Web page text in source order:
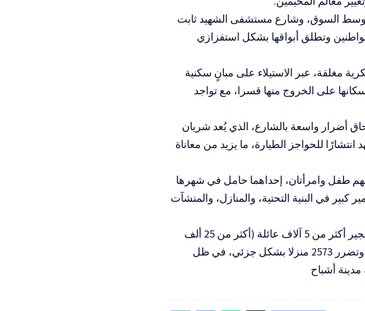
وسط السوق، وشارع مستشفى الشهيد ثابت
وتطلق أبواقها بشكل استفزازي
مغلقة، عبر الاستيلاء على مبانٍ سكنية
على الخروج منها قسرا، مع تواجد
أضرار واسعة بالشارع، الذي يُعد شريان
للحواجز الطيارة، ما يزيد من معاناة
عن استشهاد 13 مواطنا، بينهم طفل وامرأتان، إحداهما حامل في شهرها
كبير في البنية التحتية، والمنازل، والمنشآت
ووفق آخر المعطيات، أدت العمليات العسكرية إلى تهجير أكثر من 5 آلاف عائلة (أكثر من 25 ألف
مواطن) من المخيمين، وتدمير 400 منزل تدميرا كليا، وتضرر 2573 منزلا بشكل جزئي، في ظل
أشباح